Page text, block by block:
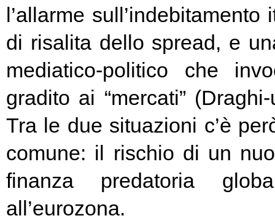
l’allarme
di risalita dello spread, e
mediatico-politico che
gradito ai “mercati”
Tra le due situazioni c’è
comune: il rischio di un
finanza predatoria
all’eurozona.